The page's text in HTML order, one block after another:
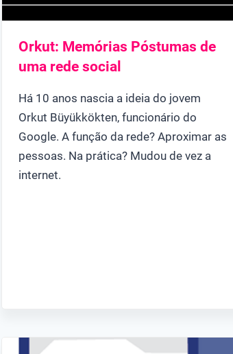
Orkut: Memórias Póstumas de
uma rede social
Há 10 anos nascia a ideia do jovem
Orkut Büyükkökten, funcionário do
Google. A função da rede? Aproximar as
pessoas. Na prática? Mudou de vez a
internet.